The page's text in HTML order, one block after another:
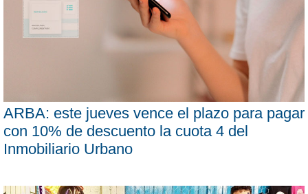
ARBA: este jueves vence el plazo para pagar
con 10% de descuento la cuota 4 del
Inmobiliario Urbano